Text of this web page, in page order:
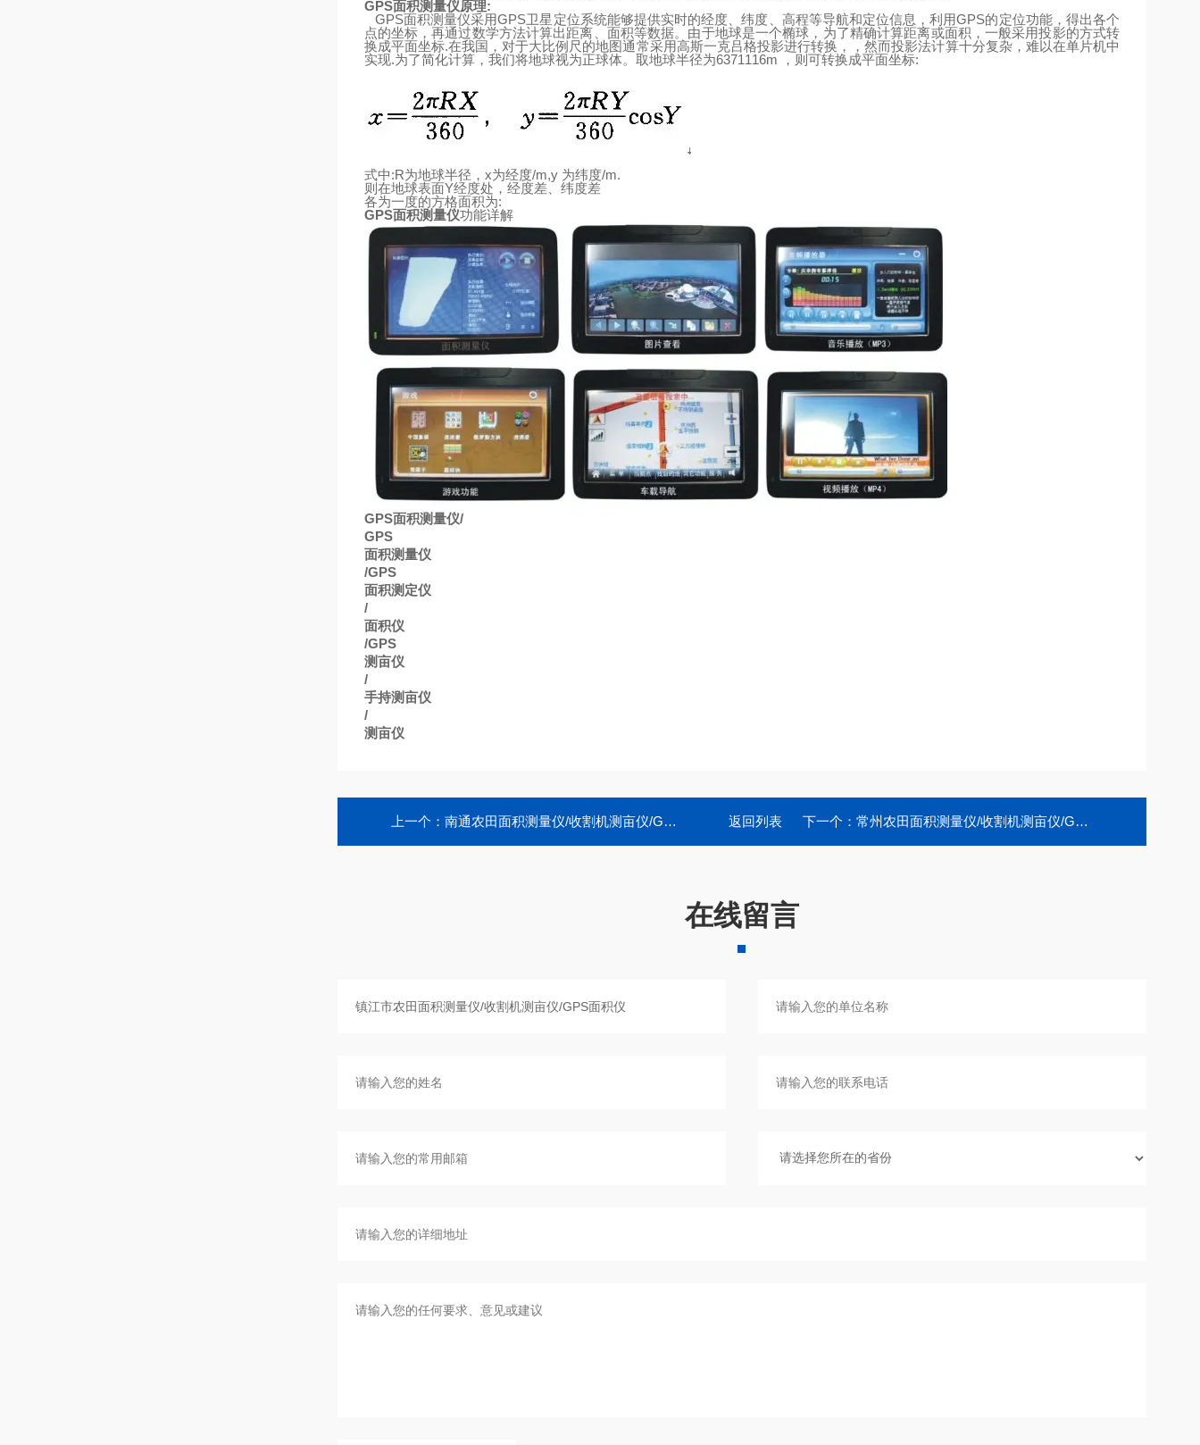
GPS面积测量仪原理:
GPS面积测量仪采用GPS卫星定位系统能够提供实时的经度、纬度、高程等导航和定位信息，利用GPS的定位功能，得出各个
点的坐标，再通过数学方法计算出距离、面积等数据。由于地球是一个椭球，为了精确计算距离或面积，一般采用投影的方式转
换成平面坐标.在我国，对于大比例尺的地图通常采用高斯一克吕格投影进行转换，，然而投影法计算十分复杂，难以在单片机中
实现.为了简化计算，我们将地球视为正球体。取地球半径为6371116m ，则可转换成平面坐标:
式中:R为地球半径， x为经度/m,y 为纬度/m.
则 在地球表面Y经度处，经度差、纬度差
各为一度的方格面积为:
GPS面积测量仪功能详解
GPS面积测量仪/
GPS
面积测量仪
/GPS
面积测定仪
/
面积仪
/GPS
测亩仪
/
手持测亩仪
/
测亩仪
上一个： 南通农田面积测量仪/收割机测亩仪/GPS面积仪 返回列表 下一个： 常州农田面积测量仪/收割机测亩仪/GPS面积仪
在线留言